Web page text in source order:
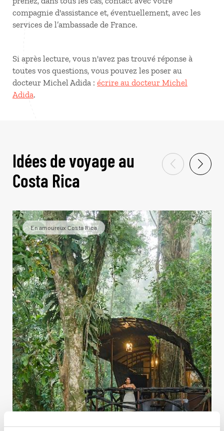
compagnie d'assistance et, éventuellement, avec les
services de l’ambassade de France.
Si après lecture, vous n'avez pas trouvé réponse à
toutes vos questions, vous pouvez les poser au
docteur Michel Adida : écrire au docteur Michel
Adida.
Idées de voyage au
Costa Rica
En amoureux Costa Rica